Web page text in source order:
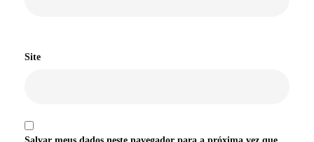
Site